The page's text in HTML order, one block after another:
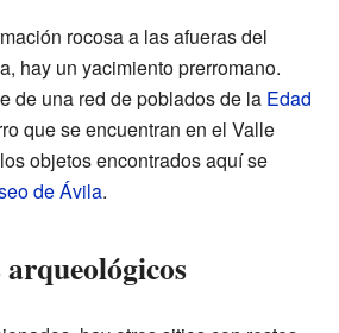
rocosa a las afueras del
hay un yacimiento prerromano.
de una red de poblados de la Edad
que se encuentran en el Valle
objetos encontrados aquí se
de Ávila.